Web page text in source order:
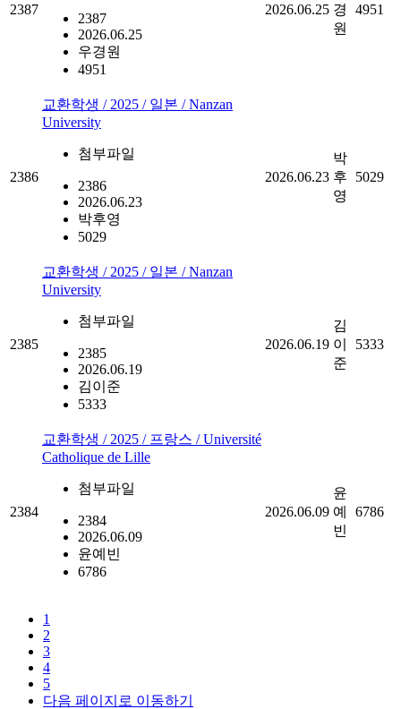
2387
2387
2026.06.25
우경원
4951
2026.06.25 경
원
4951
2386
교환학생 / 2025 / 일본 / Nanzan
University
첨부파일
2386
2026.06.23
박후영
5029
2026.06.23
박
후
영
5029
2385
교환학생 / 2025 / 일본 / Nanzan
University
첨부파일
2385
2026.06.19
김이준
5333
2026.06.19
김
이
준
5333
2384
교환학생 / 2025 / 프랑스 / Université
Catholique de Lille
첨부파일
2384
2026.06.09
윤예빈
6786
2026.06.09
윤
예
빈
6786
1
2
3
4
5
다음 페이지로 이동하기